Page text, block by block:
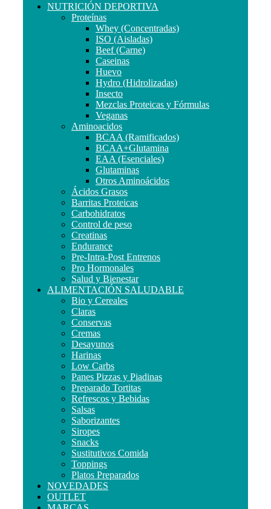
NUTRICIÓN DEPORTIVA
Proteínas
Whey (Concentradas)
ISO (Aisladas)
Beef (Carne)
Caseinas
Huevo
Hydro (Hidrolizadas)
Insecto
Mezclas Proteicas y Fórmulas
Veganas
Aminoacidos
BCAA (Ramificados)
BCAA+Glutamina
EAA (Esenciales)
Glutaminas
Otros Aminoácidos
Ácidos Grasos
Barritas Proteicas
Carbohidratos
Control de peso
Creatinas
Endurance
Pre-Intra-Post Entrenos
Pro Hormonales
Salud y Bienestar
ALIMENTACIÓN SALUDABLE
Bio y Cereales
Claras
Conservas
Cremas
Desayunos
Harinas
Low Carbs
Panes Pizzas y Piadinas
Preparado Tortitas
Refrescos y Bebidas
Salsas
Saborizantes
Siropes
Snacks
Sustitutivos Comida
Toppings
Platos Preparados
NOVEDADES
OUTLET